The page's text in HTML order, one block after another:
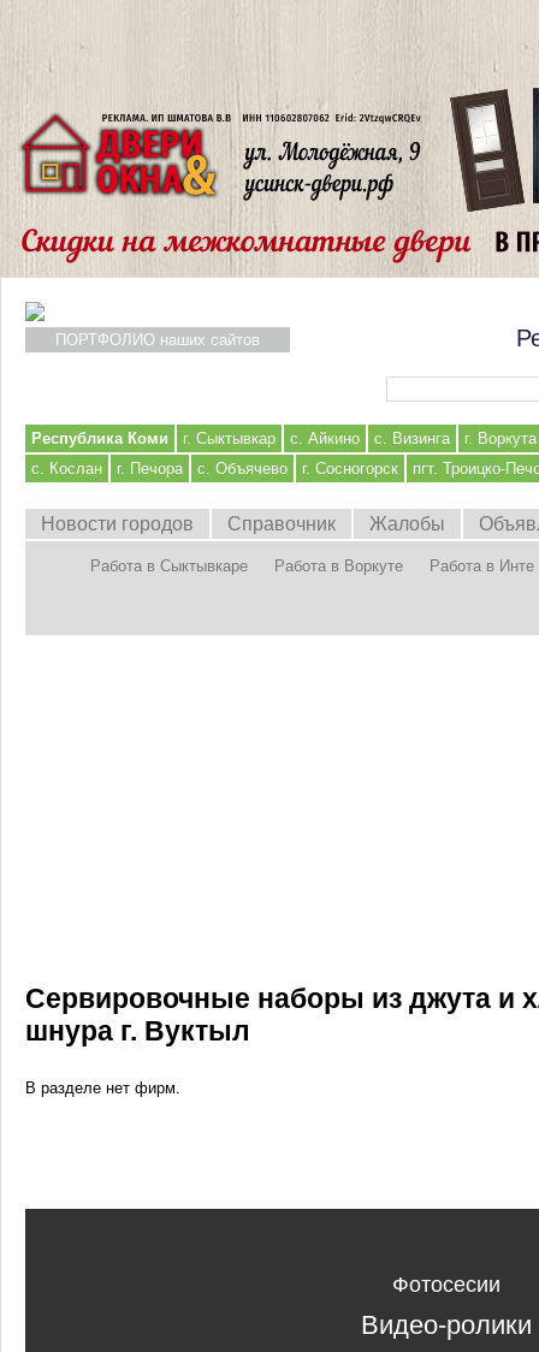
ПОРТФОЛИО наших сайтов
Республика Коми г. Сыктывкар с. Айкино с. Визинга
г. Воркута
с. Кослан
г. Печора с. Объячево г. Сосногорск пгт. Троицко-
Новости городов Справочник Жалобы
Работа в Сыктывкаре Работа в Воркуте Работа в Инте
Сервировочные наборы из джута и
шнура г. Вуктыл
В разделе нет фирм.
Фотосесии
Видео-ролики